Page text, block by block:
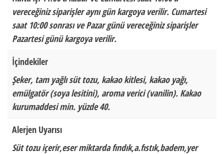
vereceğiniz siparişler aynı gün kargoya verilir. Cumartesi
saat 10:00 sonrası ve Pazar günü vereceğiniz siparişler
Pazartesi günü kargoya verilir.
İçindekiler
Şeker, tam yağlı süt tozu, kakao kitlesi, kakao yağı,
emülgatör (soya lesitini), aroma verici (vanilin). Kakao
kurumaddesi min. yüzde 40.
Alerjen Uyarısı
Süt tozu içerir,eser miktarda fındık,a.fıstık,badem,yer